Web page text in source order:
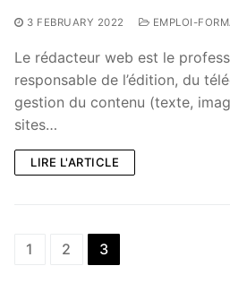
3 FEBRUARY 2022 EMPLOI-
Le rédacteur web est le
responsable de l’édition, du
gestion du contenu (texte,
sites…
LIRE L'ARTICLE
Posts
1 2 3